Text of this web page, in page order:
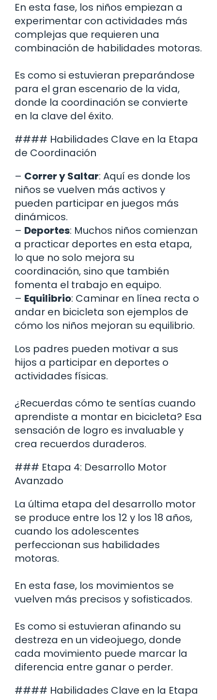
En esta fase, los niños empiezan a
experimentar con actividades más
complejas que requieren una
combinación de habilidades motoras.
Es como si estuvieran preparándose
para el gran escenario de la vida,
donde la coordinación se convierte
en la clave del éxito.
#### Habilidades Clave en la Etapa
de Coordinación
– Correr y Saltar: Aquí es donde los
niños se vuelven más activos y
pueden participar en juegos más
dinámicos.
– Deportes: Muchos niños comienzan
a practicar deportes en esta etapa,
lo que no solo mejora su
coordinación, sino que también
fomenta el trabajo en equipo.
– Equilibrio: Caminar en línea recta o
andar en bicicleta son ejemplos de
cómo los niños mejoran su equilibrio.
Los padres pueden motivar a sus
hijos a participar en deportes o
actividades físicas.
¿Recuerdas cómo te sentías cuando
aprendiste a montar en bicicleta? Esa
sensación de logro es invaluable y
crea recuerdos duraderos.
### Etapa 4: Desarrollo Motor
Avanzado
La última etapa del desarrollo motor
se produce entre los 12 y los 18 años,
cuando los adolescentes
perfeccionan sus habilidades
motoras.
En esta fase, los movimientos se
vuelven más precisos y sofisticados.
Es como si estuvieran afinando su
destreza en un videojuego, donde
cada movimiento puede marcar la
diferencia entre ganar o perder.
#### Habilidades Clave en la Etapa